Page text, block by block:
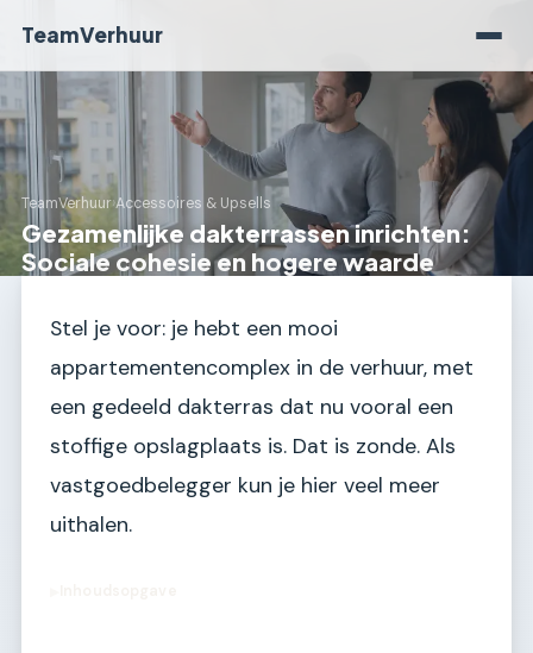
TeamVerhuur
TeamVerhuur›Accessoires & Upsells
Gezamenlijke dakterrassen inrichten:
Sociale cohesie en hogere waarde
Stel je voor: je hebt een mooi
appartementencomplex in de verhuur, met
een gedeeld dakterras dat nu vooral een
stoffige opslagplaats is. Dat is zonde. Als
vastgoedbelegger kun je hier veel meer
uithalen.